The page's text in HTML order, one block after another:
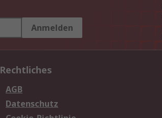
Anmelden
Rechtliches
AGB
Datenschutz